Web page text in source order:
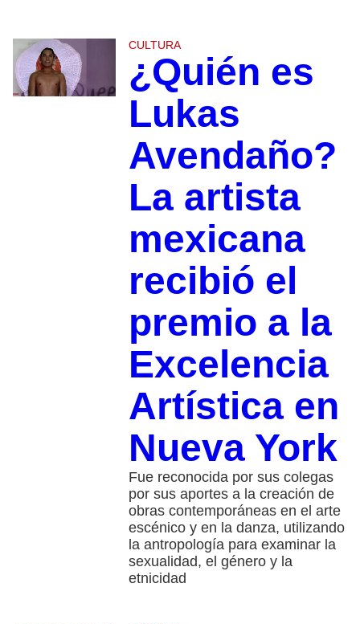
CULTURA
¿Quién es
Lukas
Avendaño?
La artista
mexicana
recibió el
premio a la
Excelencia
Artística en
Nueva York
Fue reconocida por sus colegas
por sus aportes a la creación de
obras contemporáneas en el arte
escénico y en la danza, utilizando
la antropología para examinar la
sexualidad, el género y la
etnicidad